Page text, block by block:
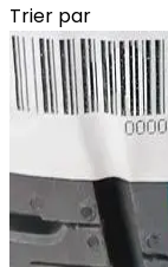
Trier par